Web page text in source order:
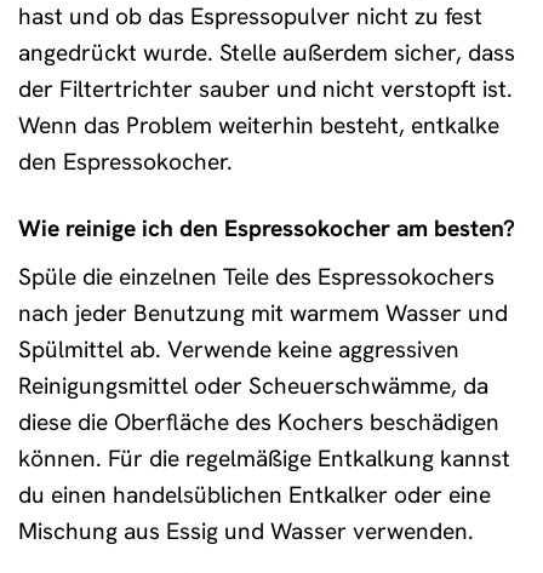
hast und ob das Espressopulver nicht zu fest
angedrückt wurde. Stelle außerdem sicher, dass
der Filtertrichter sauber und nicht verstopft ist.
Wenn das Problem weiterhin besteht, entkalke
den Espressokocher.
Wie reinige ich den Espressokocher am besten?
Spüle die einzelnen Teile des Espressokochers
nach jeder Benutzung mit warmem Wasser und
Spülmittel ab. Verwende keine aggressiven
Reinigungsmittel oder Scheuerschwämme, da
diese die Oberfläche des Kochers beschädigen
können. Für die regelmäßige Entkalkung kannst
du einen handelsüblichen Entkalker oder eine
Mischung aus Essig und Wasser verwenden.